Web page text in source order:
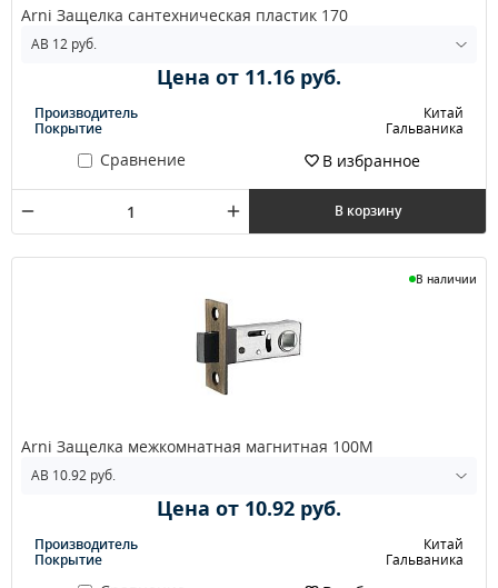
Arni Защелка сантехническая пластик 170
Цена от 11.16 руб.
Производитель
Китай
Покрытие
Гальваника
Сравнение В избранное
В корзину
В наличии
Arni Защелка межкомнатная магнитная 100М
Цена от 10.92 руб.
Производитель
Китай
Покрытие
Гальваника